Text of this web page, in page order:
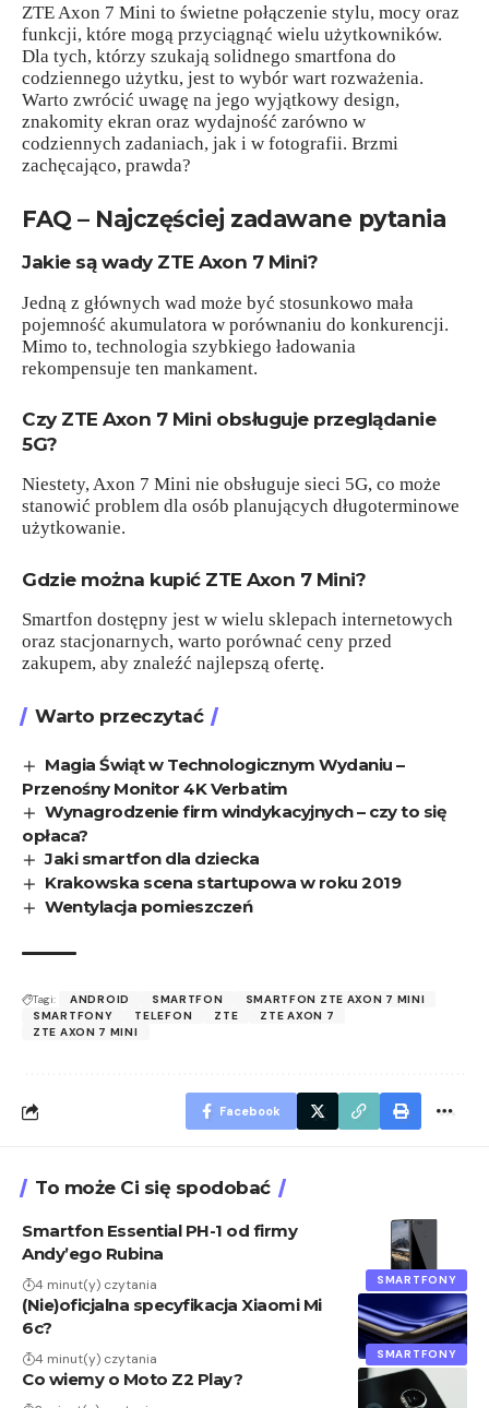
ZTE Axon 7 Mini to świetne połączenie stylu, mocy oraz
funkcji, które mogą przyciągnąć wielu użytkowników.
Dla tych, którzy szukają solidnego smartfona do
codziennego użytku, jest to wybór wart rozważenia.
Warto zwrócić uwagę na jego wyjątkowy design,
znakomity ekran oraz wydajność zarówno w
codziennych zadaniach, jak i w fotografii. Brzmi
zachęcająco, prawda?
FAQ – Najczęściej zadawane pytania
Jakie są wady ZTE Axon 7 Mini?
Jedną z głównych wad może być stosunkowo mała
pojemność akumulatora w porównaniu do konkurencji.
Mimo to, technologia szybkiego ładowania
rekompensuje ten mankament.
Czy ZTE Axon 7 Mini obsługuje przeglądanie
5G?
Niestety, Axon 7 Mini nie obsługuje sieci 5G, co może
stanowić problem dla osób planujących długoterminowe
użytkowanie.
Gdzie można kupić ZTE Axon 7 Mini?
Smartfon dostępny jest w wielu sklepach internetowych
oraz stacjonarnych, warto porównać ceny przed
zakupem, aby znaleźć najlepszą ofertę.
Warto przeczytać
Magia Świąt w Technologicznym Wydaniu –
Przenośny Monitor 4K Verbatim
Wynagrodzenie firm windykacyjnych – czy to się
opłaca?
Jaki smartfon dla dziecka
Krakowska scena startupowa w roku 2019
Wentylacja pomieszczeń
Tagi: ANDROID SMARTFON
SMARTFON ZTE AXON 7 MINI
SMARTFONY
TELEFON ZTE
ZTE AXON 7
ZTE AXON 7 MINI
Facebook
To może Ci się spodobać
SMARTFONY
Smartfon Essential PH-1 od firmy
Andy’ego Rubina
4 minut(y) czytania
SMARTFONY
(Nie)oficjalna specyfikacja Xiaomi Mi
6c?
4 minut(y) czytania
Co wiemy o Moto Z2 Play?